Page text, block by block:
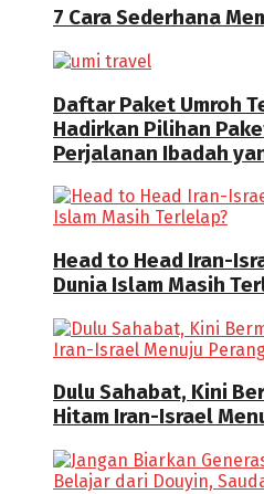
7 Cara Sederhana
Daftar Paket Umroh
Hadirkan Pilihan
Perjalanan Ibadah
Head to Head Iran-
Dunia Islam Masih
Dulu Sahabat, Kini
Hitam Iran-Israel